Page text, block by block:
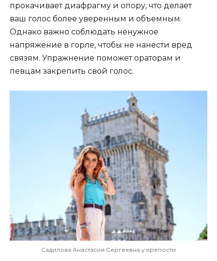
прокачивает диафрагму и опору, что делает
ваш голос более уверенным и объемным.
Однако важно соблюдать ненужное
напряжение в горле, чтобы не нанести вред
связям. Упражнение поможет ораторам и
певцам закрепить свой голос.
Садилова Анастасия Сергеевна у крепости